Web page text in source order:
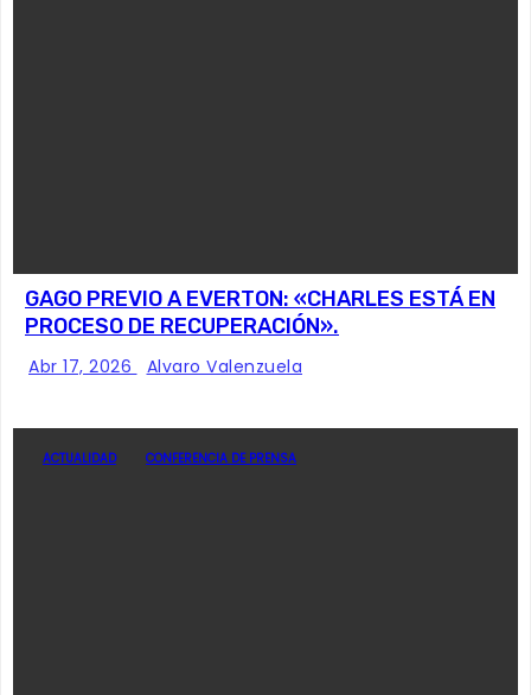
GAGO PREVIO A EVERTON: «CHARLES ESTÁ EN
PROCESO DE RECUPERACIÓN».
Abr 17, 2026 Alvaro Valenzuela
ACTUALIDAD CONFERENCIA DE PRENSA